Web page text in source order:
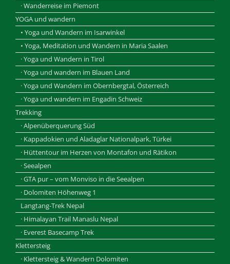
· Wanderreise im Piemont
YOGA und wandern
• Yoga und Wandern im Isarwinkel
• Yoga, Meditation und Wandern in Maria Saalen
· Yoga und Wandern in Tirol
· Yoga und wandern im Blauen Land
· Yoga und Wandern im Obernbergtal, Österreich
· Yoga und wandern im Engadin Schweiz
Trekking
· Alpenüberquerung Süd
· Kappadokien und Aladaglar Nationalpark, Türkei
· Hüttentour im Herzen von Montafon und Rätikon
· Seealpen
· GTA pur – vom Monviso in die Seealpen
· Dolomiten Höhenweg 1
Langtang-Trek Nepal
· Himalayan Trail Manaslu Nepal
· Everest Basecamp Trek
Klettersteig
· Klettersteig & Wandern Dolomiten